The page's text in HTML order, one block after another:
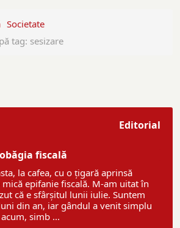
Societate
tag: sesizare
Editorial
fiscală
la cafea, cu o țigară aprinsă
epifanie fiscală. M-am uitat în
că e sfârșitul lunii iulie. Suntem
din an, iar gândul a venit simplu
simb ...